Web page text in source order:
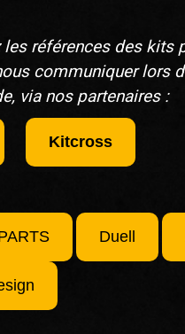
les références des kits
communiquer lors
via nos partenaires :
Kitcross
Duell